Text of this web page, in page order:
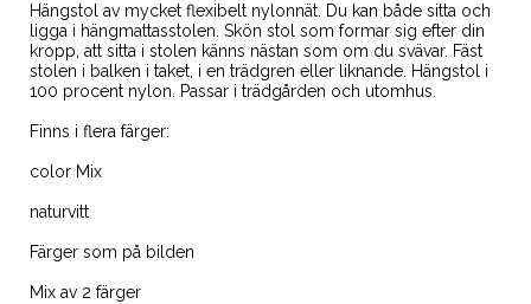
Hängstol av mycket flexibelt nylonnät. Du kan både sitta och
ligga i hängmattasstolen. Skön stol som formar sig efter din
kropp, att sitta i stolen känns nästan som om du svävar. Fäst
stolen i balken i taket, i en trädgren eller liknande. Hängstol i
100 procent nylon. Passar i trädgården och utomhus.
Finns i flera färger:
color Mix
naturvitt
Färger som på bilden
Mix av 2 färger